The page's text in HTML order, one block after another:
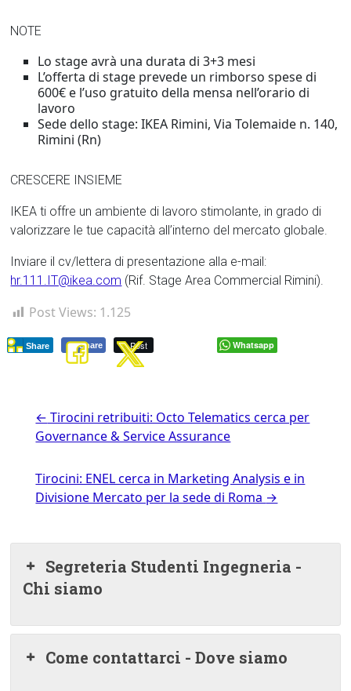
NOTE
Lo stage avrà una durata di 3+3 mesi
L’offerta di stage prevede un rimborso spese di
600€ e l’uso gratuito della mensa nell’orario di
lavoro
Sede dello stage: IKEA Rimini, Via Tolemaide n. 140,
Rimini (Rn)
CRESCERE INSIEME
IKEA ti offre un ambiente di lavoro stimolante, in grado di
valorizzare le tue capacità all’interno del mercato globale.
Inviare il cv/lettera di presentazione alla e-mail:
hr.111.IT@ikea.com (Rif. Stage Area Commercial Rimini).
Post Views: 1.125
Share Post
Share Whatsapp
← Tirocini retribuiti: Octo Telematics cerca per
Governance & Service Assurance
Tirocini: ENEL cerca in Marketing Analysis e in
Divisione Mercato per la sede di Roma →
Segreteria Studenti Ingegneria -
Chi siamo
Come contattarci - Dove siamo